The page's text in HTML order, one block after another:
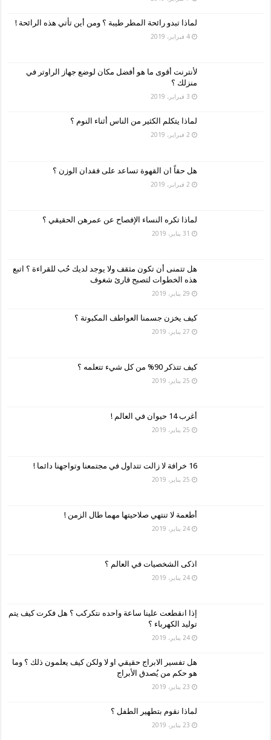
لماذا تبدو رائحة المطر طيبة ؟ ومن أين تأتي هذه الرائحة !
4 فبراير، 2019
لأنترنت أقوى ما هو أفضل مكان لوضع جهاز الراوتر في
منزلك ؟
3 فبراير، 2019
لماذا يتكلم الكثير من الناس أثناء النوم ؟
2 فبراير، 2019
هل حقاً ان القهوة تساعد على فقدان الوزن ؟
2 فبراير، 2019
لماذا تكره النساء الإفصاح عن عمرهن الحقيقي ؟
31 يناير، 2019
هل تتمنى أن تكون مثقف ولا يوجد لديك حُب للقراءة ؟ اتبع
هذه الخطوات لتصبح قارئ شغوف
29 يناير، 2019
كيف يخزن جسمنا العواطف المكبوتة ؟
27 يناير، 2019
كيف تتذكر 90% من كل شيء تتعلمه ؟
25 يناير، 2019
أغرب 14 حيوان في العالم !
25 يناير، 2019
16 خرافة لا زالت تتداول في مجتمعنا وتواجهنا دائما !
25 يناير، 2019
أطعمة لا تنتهي صلاحيتها مهما طال الزمن !
24 يناير، 2019
اذكى الشخصيات في العالم ؟
24 يناير، 2019
إذا انقطعت علينا ساعة واحده نتكركب ؟ هل فكرت كيف يتم
توليد الكهرباء ؟
24 يناير، 2019
هل تفسير الابراج حقيقي او لا ولكن كيف يعلمون ذلك ؟ وما
هو حكم من يُصدق الأبراج
23 يناير، 2019
لماذا نقوم بتطهير الطفل ؟
23 يناير، 2019